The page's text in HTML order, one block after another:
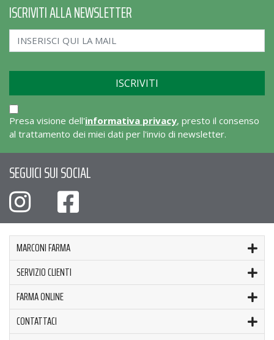
ISCRIVITI ALLA NEWSLETTER
Presa visione dell'informativa privacy, presto il consenso
al trattamento dei miei dati per l'invio di newsletter.
SEGUICI SUI SOCIAL
MARCONI FARMA
SERVIZIO CLIENTI
FARMA ONLINE
CONTATTACI